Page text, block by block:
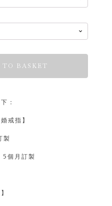
TO BASKET
：
戒指】
製
5個月訂製